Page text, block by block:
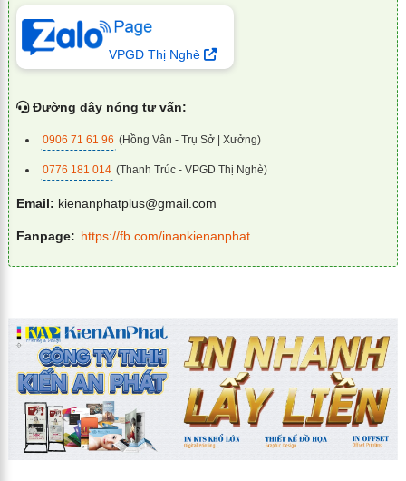
VPGD Thị Nghè
Đường dây nóng tư vấn:
0906 71 61 96 (Hồng Vân - Trụ Sở | Xưởng)
0776 181 014 (Thanh Trúc - VPGD Thị Nghè)
Email: kienanphatplus@gmail.com
Fanpage: https://fb.com/inankienanphat